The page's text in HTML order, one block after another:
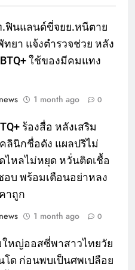
ฟินแลนด์ขี่จยย.หนีตาย
ยา แจ้งตำรวจช่วย หลัง
ใช้ของมีคมแทง
1 month ago 0
ร้องสื่อ หลังเสริม
ลินิกชื่อดัง แผลปริไม่
ไหลไม่หยุด หวั่นติดเชื้อ
อบ พร้อมเตือนอย่าหลง
าถูก
1 month ago 0
หญ่ออสซี่พาสาวไทยวัย
โด ก่อนพบเป็นศพเปลือย